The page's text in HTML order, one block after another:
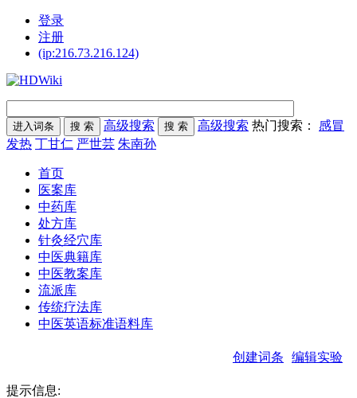
登录
注册
(ip:216.73.216.124)
高级搜索 高级搜索 热门搜索： 感冒
发热 丁甘仁 严世芸 朱南孙
首页
医案库
中药库
处方库
针灸经穴库
中医典籍库
中医教案库
流派库
传统疗法库
中医英语标准语料库
创建词条 编辑实验
提示信息: